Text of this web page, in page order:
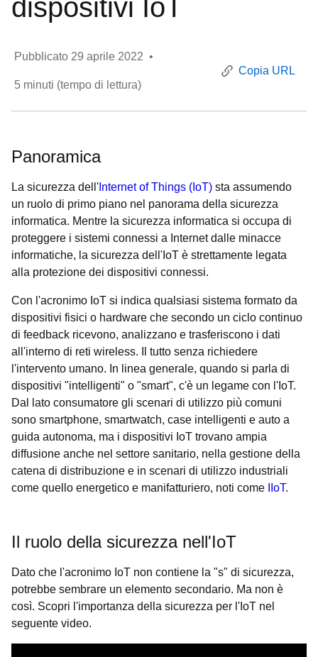
dispositivi IoT
Pubblicato 29 aprile 2022 •
5 minuti (tempo di lettura)
Copia URL
Panoramica
La sicurezza dell' Internet of Things (IoT) sta assumendo
un ruolo di primo piano nel panorama della sicurezza
informatica. Mentre la sicurezza informatica si occupa di
proteggere i sistemi connessi a Internet dalle minacce
informatiche, la sicurezza dell'IoT è strettamente legata
alla protezione dei dispositivi connessi.
Con l'acronimo IoT si indica qualsiasi sistema formato da
dispositivi fisici o hardware che secondo un ciclo continuo
di feedback ricevono, analizzano e trasferiscono i dati
all'interno di reti wireless. Il tutto senza richiedere
l'intervento umano. In linea generale, quando si parla di
dispositivi "intelligenti" o "smart", c'è un legame con l'IoT.
Dal lato consumatore gli scenari di utilizzo più comuni
sono smartphone, smartwatch, case intelligenti e auto a
guida autonoma, ma i dispositivi IoT trovano ampia
diffusione anche nel settore sanitario, nella gestione della
catena di distribuzione e in scenari di utilizzo industriali
come quello energetico e manifatturiero, noti come
IIoT.
Il ruolo della sicurezza nell'IoT
Dato che l'acronimo IoT non contiene la "s" di sicurezza,
potrebbe sembrare un elemento secondario. Ma non è
così. Scopri l'importanza della sicurezza per l'IoT nel
seguente video.